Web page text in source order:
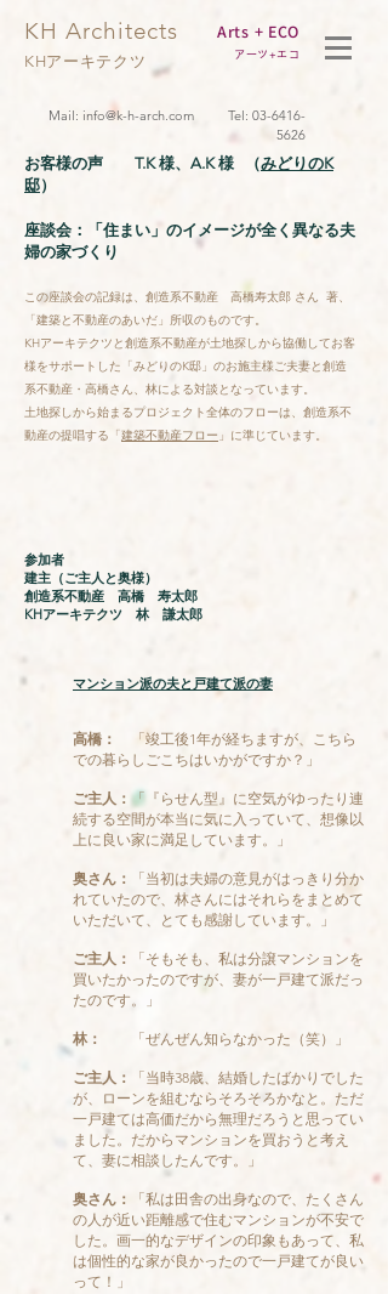
KH Architects
KHアーキテクツ
Arts + ECO
アーツ+エコ
Mail: info@k-h-arch.com Tel: 03-6416-
5626
​お客様の声 T.K 様、A.K 様 （みどりのK
邸）
​座談会：「住まい」のイメージが全く異なる夫
婦の家づくり
この座談会の記録は、創造系不動産 高橋寿太郎 さん 著、
「建築と不動産のあいだ」所収のものです。
KHアーキテクツと創造系不動産が土地探しから協働してお客
様をサポートした「みどりのK邸」のお施主様ご夫妻と創造
系不動産・高橋さん、林による対談となっています。
土地探しから始まるプロジェクト全体のフローは、創造系不
動産の提唱する「建築不動産フロー 」に準じています。
​参加者
建主（ご主人と奥様）
創造系不動産 高橋 寿太郎
KHアーキテクツ 林 謙太郎
マンション派の夫と戸建て派の妻
高橋：
「竣工後1年が経ちますが、こちら
での暮らしごこちはいかがですか？」
ご主人： 「『らせん型』に空気がゆったり連
続する空間が本当に気に入っていて、想像以
上に良い家に満足しています。」
奥さん：
「当初は夫婦の意見がはっきり分か
れていたので、林さんにはそれらをまとめて
いただいて、とても感謝しています。」
ご主人：
「そもそも、私は分譲マンションを
買いたかったのですが、妻が一戸建て派だっ
たのです。」
林： 「ぜんぜん知らなかった（笑）」
ご主人：
「当時38歳、結婚したばかりでした
が、ローンを組むならそろそろかなと。ただ
一戸建ては高価だから無理だろうと思ってい
ました。だからマンションを買おうと考え
て、妻に相談したんです。」
奥さん：
「私は田舎の出身なので、たくさん
の人が近い距離感で住むマンションが不安で
した。画一的なデザインの印象もあって、私
は個性的な家が良かったので一戸建てが良い
って！」